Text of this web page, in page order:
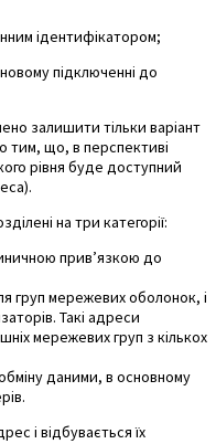
ідентифікатором;
підключенні до
залишити тільки варіант
тим, що, в перспективі
рівня буде доступний
на три категорії:
прив’язкою до
груп мережевих оболонок, і
Такі адреси
мережевих груп з кількох
даними, в основному
і відбувається їх